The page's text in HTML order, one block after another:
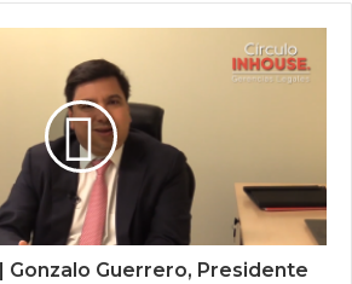
Gonzalo Guerrero, Presidente